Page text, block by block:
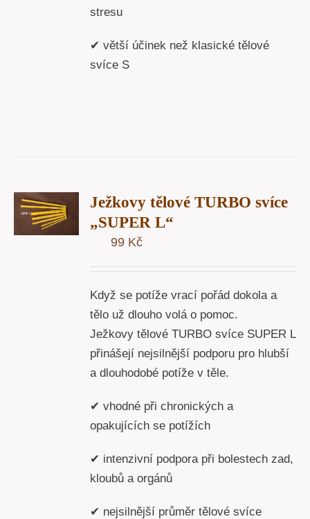
stresu
✔ větší účinek než klasické tělové
svíce S
Ježkovy tělové TURBO svíce
„SUPER L“
99 Kč
Když se potíže vrací pořád dokola a
tělo už dlouho volá o pomoc.
Ježkovy tělové TURBO svíce SUPER L
přinášejí nejsilnější podporu pro hlubší
a dlouhodobé potíže v těle.
✔ vhodné při chronických a
opakujících se potížích
✔ intenzivní podpora při bolestech zad,
kloubů a orgánů
✔ nejsilnější průměr tělové svíce